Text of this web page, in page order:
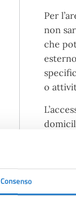
Consenso
Per
non
che
o